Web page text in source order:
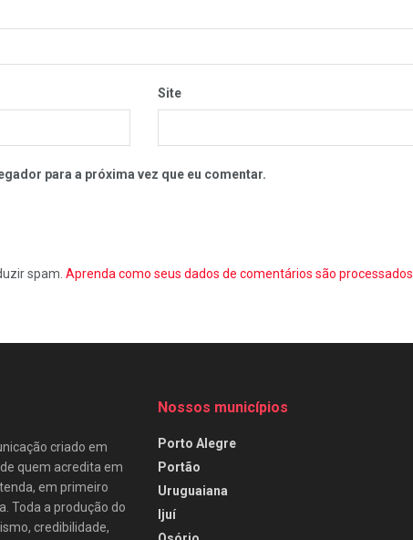
Site
para a próxima vez que eu comentar.
spam. Aprenda como seus dados de comentários são processados
criado em
quem acredita em
em primeiro
Toda a produção do
credibilidade,
Nossos municípios
Porto Alegre
Portão
Uruguaiana
Ijuí